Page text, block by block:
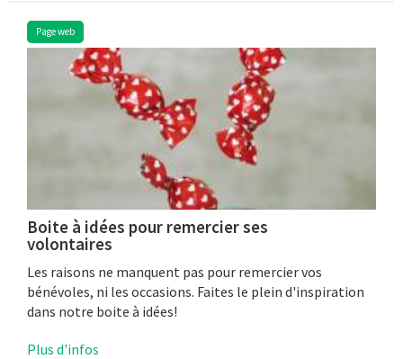
Page web
Boite à idées pour remercier ses
volontaires
Les raisons ne manquent pas pour remercier vos
bénévoles, ni les occasions. Faites le plein d'inspiration
dans notre boite à idées!
Plus d'infos